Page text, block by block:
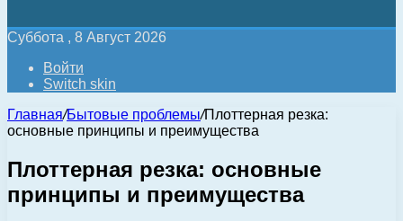
Суббота , 8 Август 2026
Войти
Switch skin
Главная/Бытовые проблемы/Плоттерная резка:
основные принципы и преимущества
Плоттерная резка: основные
принципы и преимущества